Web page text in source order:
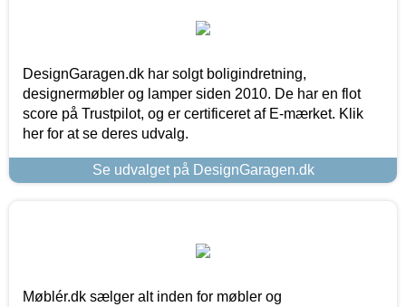
DesignGaragen.dk har solgt boligindretning,
designermøbler og lamper siden 2010. De har en flot
score på Trustpilot, og er certificeret af E-mærket. Klik
her for at se deres udvalg.
Se udvalget på DesignGaragen.dk
Møblér.dk sælger alt inden for møbler og